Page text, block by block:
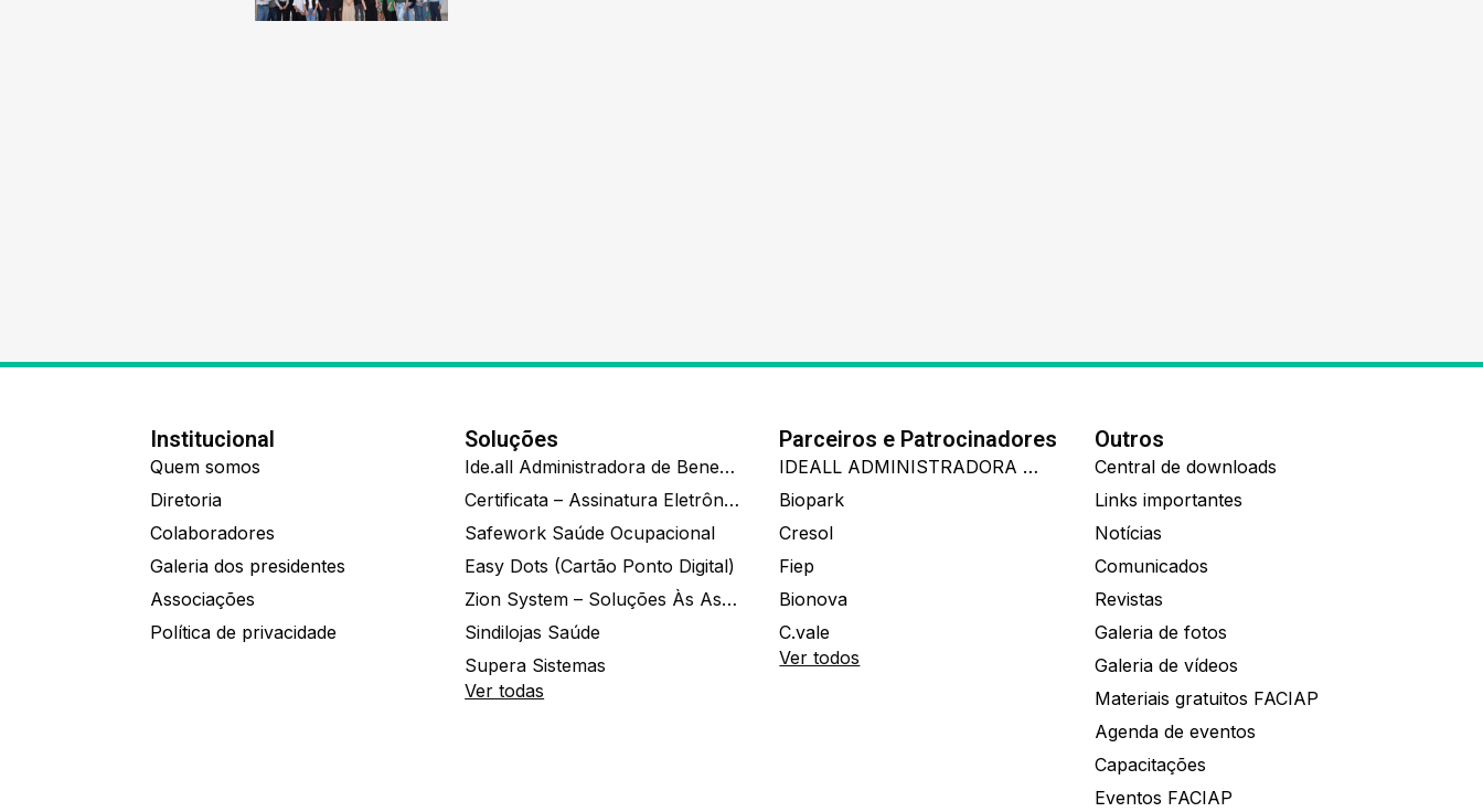
Institucional
Quem somos
Diretoria
Colaboradores
Galeria dos presidentes
Associações
Política de privacidade
Soluções
Ide.all Administradora de Benefícios
Certificata – Assinatura Eletrônica De Documentos
Safework Saúde Ocupacional
Easy Dots (Cartão Ponto Digital)
Zion System – Soluções Às Associações E Empresas
Sindilojas Saúde
Supera Sistemas
Ver todas
Parceiros e Patrocinadores
IDEALL ADMINISTRADORA DE BENEFÍCIOS
Biopark
Cresol
Fiep
Bionova
C.vale
Ver todos
Outros
Central de downloads
Links importantes
Notícias
Comunicados
Revistas
Galeria de fotos
Galeria de vídeos
Materiais gratuitos FACIAP
Agenda de eventos
Capacitações
Eventos FACIAP